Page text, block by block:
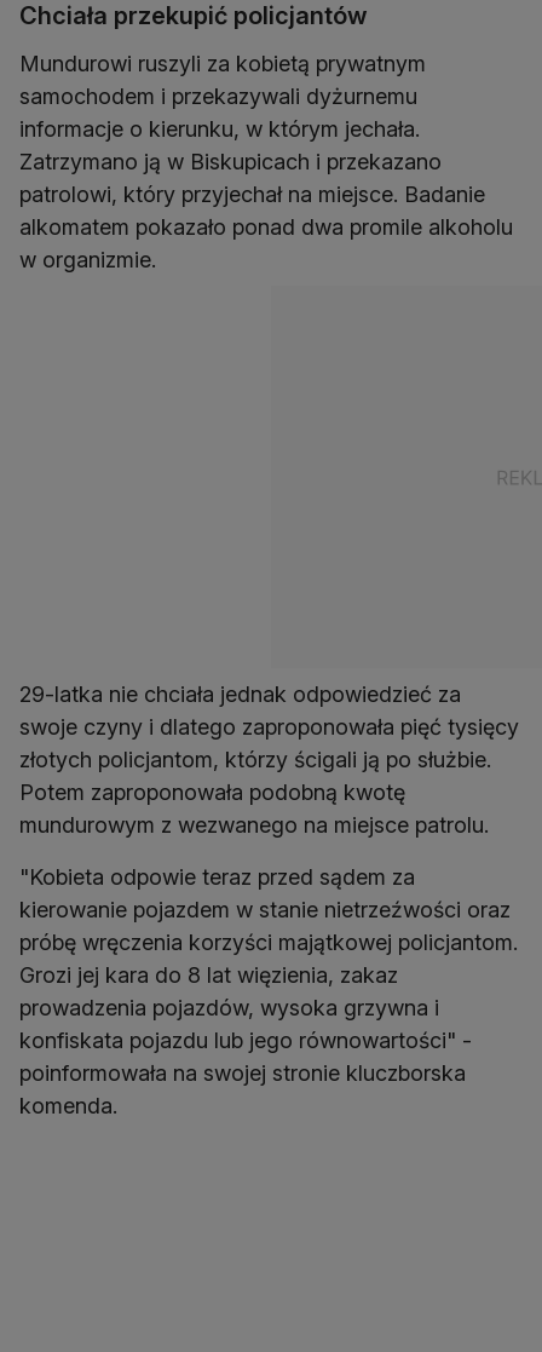
Chciała przekupić policjantów
Mundurowi ruszyli za kobietą prywatnym
samochodem i przekazywali dyżurnemu
informacje o kierunku, w którym jechała.
Zatrzymano ją w Biskupicach i przekazano
patrolowi, który przyjechał na miejsce. Badanie
alkomatem pokazało ponad dwa promile alkoholu
w organizmie.
29-latka nie chciała jednak odpowiedzieć za
swoje czyny i dlatego zaproponowała pięć tysięcy
złotych policjantom, którzy ścigali ją po służbie.
Potem zaproponowała podobną kwotę
mundurowym z wezwanego na miejsce patrolu.
"Kobieta odpowie teraz przed sądem za
kierowanie pojazdem w stanie nietrzeźwości oraz
próbę wręczenia korzyści majątkowej policjantom.
Grozi jej kara do 8 lat więzienia, zakaz
prowadzenia pojazdów, wysoka grzywna i
konfiskata pojazdu lub jego równowartości" -
poinformowała na swojej stronie kluczborska
komenda.